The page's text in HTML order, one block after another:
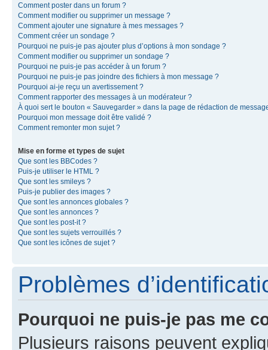
Comment poster dans un forum ?
Comment modifier ou supprimer un message ?
Comment ajouter une signature à mes messages ?
Comment créer un sondage ?
Pourquoi ne puis-je pas ajouter plus d’options à mon sondage ?
Comment modifier ou supprimer un sondage ?
Pourquoi ne puis-je pas accéder à un forum ?
Pourquoi ne puis-je pas joindre des fichiers à mon message ?
Pourquoi ai-je reçu un avertissement ?
Comment rapporter des messages à un modérateur ?
À quoi sert le bouton « Sauvegarder » dans la page de rédaction de
Pourquoi mon message doit être validé ?
Comment remonter mon sujet ?
Mise en forme et types de sujet
Que sont les BBCodes ?
Puis-je utiliser le HTML ?
Que sont les smileys ?
Puis-je publier des images ?
Que sont les annonces globales ?
Que sont les annonces ?
Que sont les post-it ?
Que sont les sujets verrouillés ?
Que sont les icônes de sujet ?
Problèmes
Pourquoi ne puis-je pas me
Plusieurs raisons peuvent